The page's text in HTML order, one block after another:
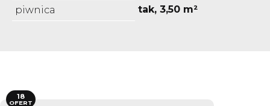
piwnica
tak, 3,50 m²
18
OFERT